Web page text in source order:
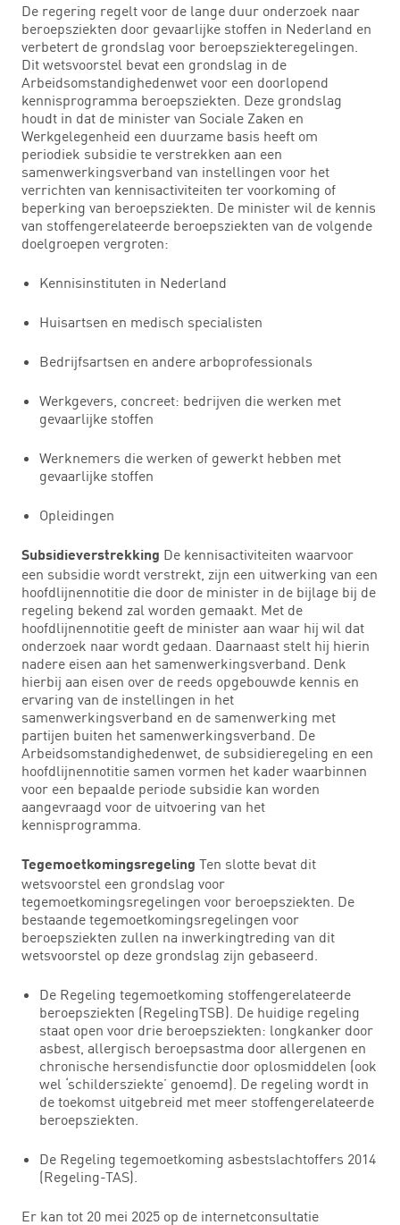
De regering regelt voor de lange duur onderzoek naar
beroepsziekten door gevaarlijke stoffen in Nederland en
verbetert de grondslag voor beroepsziekteregelingen.
Dit wetsvoorstel bevat een grondslag in de
Arbeidsomstandighedenwet voor een doorlopend
kennisprogramma beroepsziekten. Deze grondslag
houdt in dat de minister van Sociale Zaken en
Werkgelegenheid een duurzame basis heeft om
periodiek subsidie te verstrekken aan een
samenwerkingsverband van instellingen voor het
verrichten van kennisactiviteiten ter voorkoming of
beperking van beroepsziekten. De minister wil de kennis
van stoffengerelateerde beroepsziekten van de volgende
doelgroepen vergroten:
Kennisinstituten in Nederland
Huisartsen en medisch specialisten
Bedrijfsartsen en andere arboprofessionals
Werkgevers, concreet: bedrijven die werken met
gevaarlijke stoffen
Werknemers die werken of gewerkt hebben met
gevaarlijke stoffen
Opleidingen
Subsidieverstrekking De kennisactiviteiten waarvoor
een subsidie wordt verstrekt, zijn een uitwerking van een
hoofdlijnennotitie die door de minister in de bijlage bij de
regeling bekend zal worden gemaakt. Met de
hoofdlijnennotitie geeft de minister aan waar hij wil dat
onderzoek naar wordt gedaan. Daarnaast stelt hij hierin
nadere eisen aan het samenwerkingsverband. Denk
hierbij aan eisen over de reeds opgebouwde kennis en
ervaring van de instellingen in het
samenwerkingsverband en de samenwerking met
partijen buiten het samenwerkingsverband. De
Arbeidsomstandighedenwet, de subsidieregeling en een
hoofdlijnennotitie samen vormen het kader waarbinnen
voor een bepaalde periode subsidie kan worden
aangevraagd voor de uitvoering van het
kennisprogramma.
Tegemoetkomingsregeling Ten slotte bevat dit
wetsvoorstel een grondslag voor
tegemoetkomingsregelingen voor beroepsziekten. De
bestaande tegemoetkomingsregelingen voor
beroepsziekten zullen na inwerkingtreding van dit
wetsvoorstel op deze grondslag zijn gebaseerd.
De Regeling tegemoetkoming stoffengerelateerde
beroepsziekten (RegelingTSB). De huidige regeling
staat open voor drie beroepsziekten: longkanker door
asbest, allergisch beroepsastma door allergenen en
chronische hersendisfunctie door oplosmiddelen (ook
wel ‘schildersziekte’ genoemd). De regeling wordt in
de toekomst uitgebreid met meer stoffengerelateerde
beroepsziekten.
De Regeling tegemoetkoming asbestslachtoffers 2014
(Regeling-TAS).
Er kan tot 20 mei 2025 op de internetconsultatie